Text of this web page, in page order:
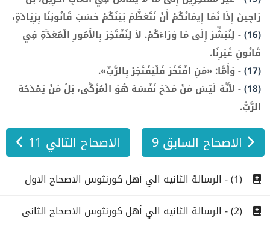
رَاجِينَ ­إِذَا نَمَا إِيمَانُكُمْ­ أَنْ نَتَعَظَّمَ بَيْنَكُمْ حَسَبَ قَانُونِنَا بِزِيَادَةٍ،
(16)
- لِنُبَشِّرَ إِلَى مَا وَرَاءَكُمْ. لاَ لِنَفْتَخِرَ بِالأُمُورِ الْمُعَدَّةِ فِي
قَانُونِ غَيْرِنَا.
(17)
- وَأَمَّا: «مَنِ افْتَخَرَ فَلْيَفْتَخِرْ بِالرَّبِّ».
(18)
- لأَنَّهُ لَيْسَ مَنْ مَدَحَ نَفْسَهُ هُوَ الْمُزَكَّى، بَلْ مَنْ يَمْدَحُهُ
الرَّبُّ.
الاصحاح السابق 9 الاصحاح التالي 11
(1) - الرسالة الثانيه الي أهل كورنثوس الاصحاح الاول
(2) - الرسالة الثانيه الي أهل كورنثوس الاصحاح الثانى